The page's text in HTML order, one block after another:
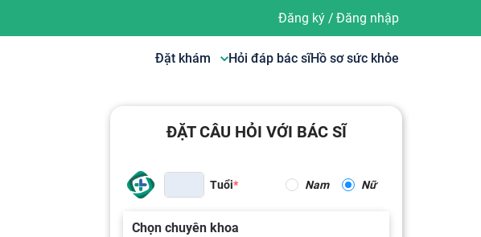
Đăng ký/ Đăng nhập
Đặt khám Hỏi đáp bác sĩHồ sơ sức khỏe
ĐẶT CÂU HỎI VỚI BÁC SĨ
Tuổi Nam Nữ
Chọn chuyên khoa